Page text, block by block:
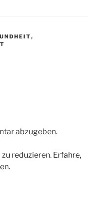
,
abzugeben.
reduzieren. Erfahre,